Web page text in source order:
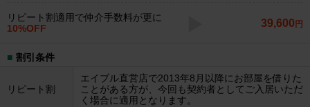
リピート割適用で仲介手数料が更に
10%OFF
39,600 円
割引条件
リピート割
エイブル直営店で2013年8月以降にお部屋を借りた
ことがある方が、今回も契約者としてご入居いただ
く場合に適用となります。